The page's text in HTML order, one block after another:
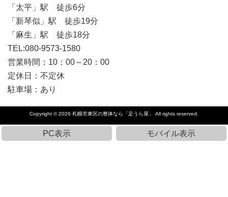
「太平」駅 徒歩6分
「新琴似」駅 徒歩19分
「麻生」駅 徒歩18分
TEL:080-9573-1580
営業時間：10：00～20：00
定休日：不定休
駐車場：あり
Copyright © 2026 札幌市東区の整体なら「足うら屋」 All rights reserved.
PC表示 モバイル表示